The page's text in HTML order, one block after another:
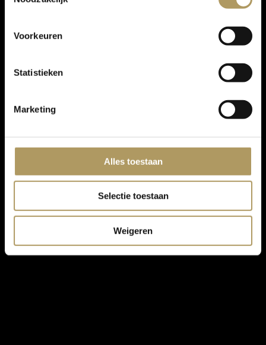
Voorkeuren
Statistieken
Marketing
Alles toestaan
Selectie toestaan
Weigeren